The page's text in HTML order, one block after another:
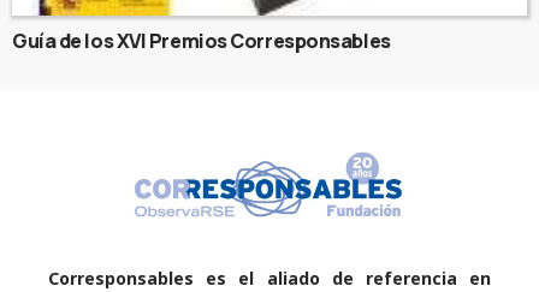
Guía de los XVI Premios Corresponsables
Corresponsables es el aliado de referencia en